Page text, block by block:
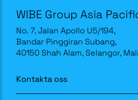
WIBE Group Asia
No. 7, Jalan Apollo U5/194,
Bandar Pinggiran Subang,
40150 Shah Alam, Selangor,
Kontakta oss